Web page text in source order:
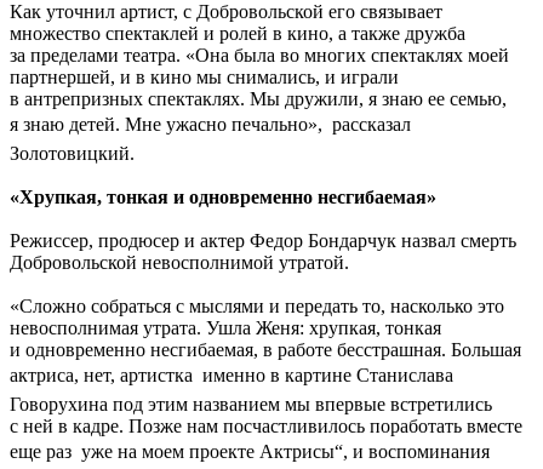
Как уточнил артист, с Добровольской его связывает
множество спектаклей и ролей в кино, а также дружба
за пределами театра. «Она была во многих спектаклях моей
партнершей, и в кино мы снимались, и играли
в антрепризных спектаклях. Мы дружили, я знаю ее семью,
я знаю детей. Мне ужасно печально»,  рассказал
Золотовицкий.
«Хрупкая, тонкая и одновременно несгибаемая»
Режиссер, продюсер и актер Федор Бондарчук назвал смерть
Добровольской невосполнимой утратой.
«Сложно собраться с мыслями и передать то, насколько это
невосполнимая утрата. Ушла Женя: хрупкая, тонкая
и одновременно несгибаемая, в работе бесстрашная. Большая
актриса, нет, артистка  именно в картине Станислава
Говорухина под этим названием мы впервые встретились
с ней в кадре. Позже нам посчастливилось поработать вместе
еще раз  уже на моем проекте Актрисы“, и воспоминания